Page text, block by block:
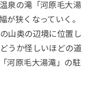
泉の滝「河原毛大湯
が狭くなっていく。
山奥の辺境に位置し
うか怪しいほどの道
河原毛大湯滝」の駐